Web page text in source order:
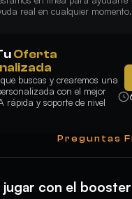
real en cualquier momento.
Oferta
buscas y crearemos una
con el mejor
rápida y soporte de nivel
Preguntas
jugar con el